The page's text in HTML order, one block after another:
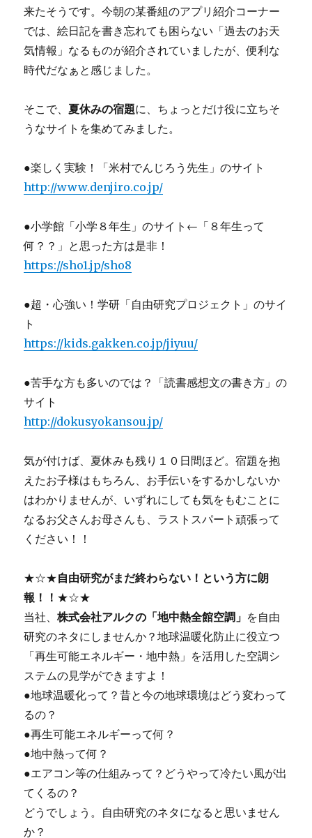
来たそうです。今朝の某番組のアプリ紹介コーナー
では、絵日記を書き忘れても困らない「過去のお天
気情報」なるものが紹介されていましたが、便利な
時代だなぁと感じました。
そこで、夏休みの宿題に、ちょっとだけ役に立ちそ
うなサイトを集めてみました。
●楽しく実験！「米村でんじろう先生」のサイト
http://www.denjiro.co.jp/
●小学館「小学８年生」のサイト←「８年生って
何？？」と思った方は是非！
https://sho1.jp/sho8
●超・心強い！学研「自由研究プロジェクト」のサイ
ト
https://kids.gakken.co.jp/jiyuu/
●苦手な方も多いのでは？「読書感想文の書き方」の
サイト
http://dokusyokansou.jp/
気が付けば、夏休みも残り１０日間ほど。宿題を抱
えたお子様はもちろん、お手伝いをするかしないか
はわかりませんが、いずれにしても気をもむことに
なるお父さんお母さんも、ラストスパート頑張って
ください！！
★☆★自由研究がまだ終わらない！という方に朗
報！！ ★☆★
当社、株式会社アルクの「地中熱全館空調」 を自由
研究のネタにしませんか？地球温暖化防止に役立つ
「再生可能エネルギー・地中熱」を活用した空調シ
ステムの見学ができますよ！
●地球温暖化って？昔と今の地球環境はどう変わって
るの？
●再生可能エネルギーって何？
●地中熱って何？
●エアコン等の仕組みって？どうやって冷たい風が出
てくるの？
どうでしょう。自由研究のネタになると思いません
か？